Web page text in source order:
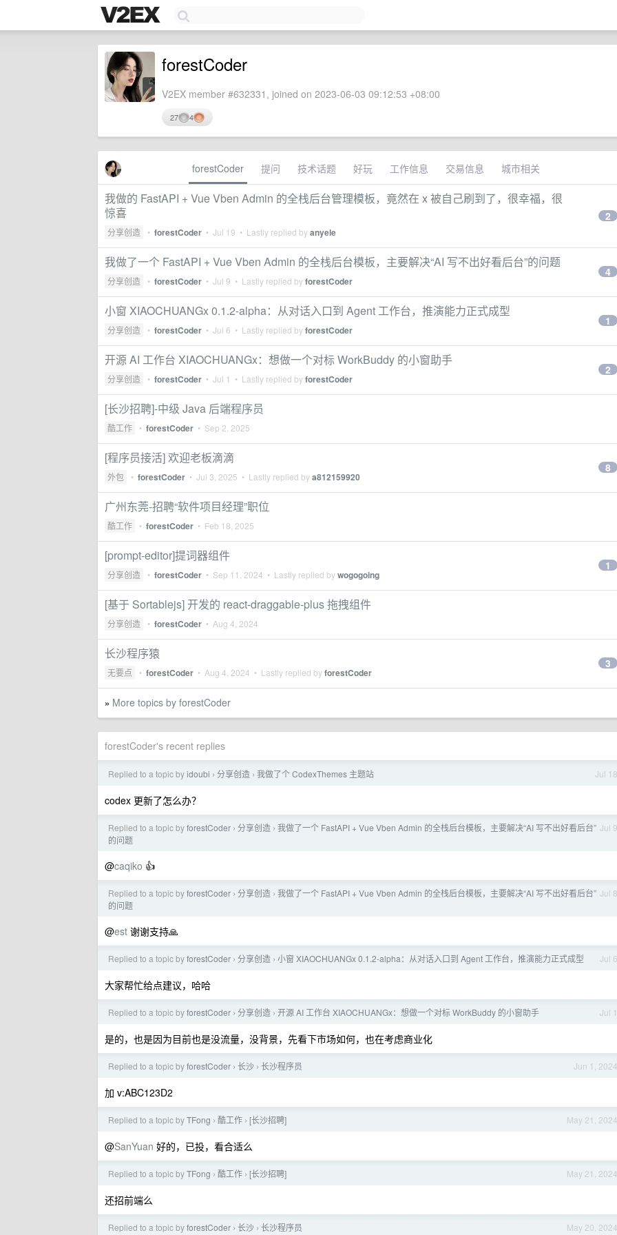
forestCoder
V2EX member #632331, joined on 2023-06-03 09:12:53 +08:00
27 4
forestCoder 提问 技术话题 好玩 工作信息 交易信息 城市相关
我做的 FastAPI + Vue Vben Admin 的全栈后台管理模板，竟然在 x 被自己刷到了，很幸福，很
惊喜
分享创造 • forestCoder • Jul 19 • Lastly replied byanyele
2
我做了一个 FastAPI + Vue Vben Admin 的全栈后台模板，主要解决“AI 写不出好看后台”的问题
分享创造 • forestCoder • Jul 9 • Lastly replied byforestCoder
4
小窗 XIAOCHUANGx 0.1.2-alpha：从对话入口到 Agent 工作台，推演能力正式成型
分享创造 • forestCoder • Jul 6 • Lastly replied byforestCoder
1
开源 AI 工作台 XIAOCHUANGx：想做一个对标 WorkBuddy 的小窗助手
分享创造 • forestCoder • Jul 1 • Lastly replied byforestCoder
2
[长沙招聘]-中级 Java 后端程序员
酷工作 • forestCoder • Sep 2, 2025
[程序员接活] 欢迎老板滴滴
外包 • forestCoder • Jul 3, 2025 • Lastly replied bya812159920
8
广州东莞-招聘“软件项目经理”职位
酷工作 • forestCoder • Feb 18, 2025
[prompt-editor]提词器组件
分享创造 • forestCoder • Sep 11, 2024 • Lastly replied bywogogoing
1
[基于 Sortablejs] 开发的 react-draggable-plus 拖拽组件
分享创造 • forestCoder • Aug 4, 2024
长沙程序猿
无要点 • forestCoder • Aug 4, 2024 • Lastly replied byforestCoder
3
» More topics by forestCoder
forestCoder's recent replies
Jul 18
Replied to a topic byidoubi › 分享创造 › 我做了个 CodexThemes 主题站
codex 更新了怎么办？
Jul 9
Replied to a topic byforestCoder › 分享创造 › 我做了一个 FastAPI + Vue Vben Admin 的全栈后台模板，主要解决“AI 写不出好看后台”
的问题
@caqiko 👍
Jul 8
Replied to a topic byforestCoder › 分享创造 › 我做了一个 FastAPI + Vue Vben Admin 的全栈后台模板，主要解决“AI 写不出好看后台”
的问题
@est 谢谢支持🙏
Jul 6
Replied to a topic byforestCoder › 分享创造 › 小窗 XIAOCHUANGx 0.1.2-alpha：从对话入口到 Agent 工作台，推演能力正式成型
大家帮忙给点建议，哈哈
Jul 1
Replied to a topic byforestCoder › 分享创造 › 开源 AI 工作台 XIAOCHUANGx：想做一个对标 WorkBuddy 的小窗助手
是的，也是因为目前也是没流量，没背景，先看下市场如何，也在考虑商业化
Jun 1, 2024
Replied to a topic byforestCoder › 长沙 › 长沙程序员
加 v:ABC123D2
May 21, 2024
Replied to a topic byTFong › 酷工作 › [长沙招聘]
@SanYuan 好的，已投，看合适么
May 21, 2024
Replied to a topic byTFong › 酷工作 › [长沙招聘]
还招前端么
May 20, 2024
Replied to a topic byforestCoder › 长沙 › 长沙程序员